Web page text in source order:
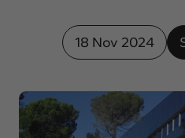
Confidencial
Interrelació
Insights
Actualitat
18 Nov 2024